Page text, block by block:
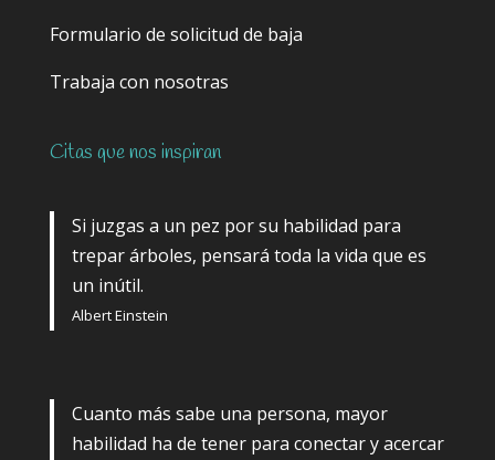
Formulario de solicitud de baja
Trabaja con nosotras
Citas que nos inspiran
Si juzgas a un pez por su habilidad para
trepar árboles, pensará toda la vida que es
un inútil.
Albert Einstein
Cuanto más sabe una persona, mayor
habilidad ha de tener para conectar y acercar